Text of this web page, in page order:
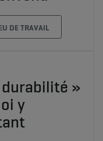
DE TRAVAIL
»
y